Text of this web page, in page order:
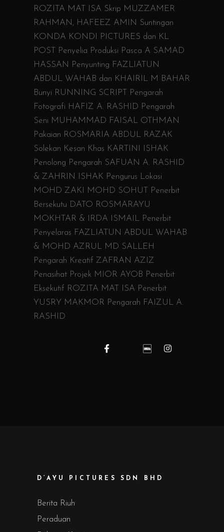
ROZITA MAT ISA Skrip MUZZAMER
RAHMAN, HAFEEZ AMIN Suntingan
KONDA KONDI PICTURES dan KL
POST Penyelia Produksi Pasca A SAMAD
HASSAN Penyunting FAZLIATUN
ABDUL WAHAB dan KHAIRIL M BAHAR
Bunyi RUNNING SCRIPT Pengarah
Fotografi HAFIZ A. RASHID Pengarah
Seni MUHAMMAD FAISAL OTHMAN
Pakaian ROSMARIA ABDUL RAZAK
Solekan Kesan Khas KARTINI ISHAK
Penolong Pengarah SAFUAN A. RASHID
& ZAHRIN ISHAK Pengurus Lokasi
MOHD ZAKI MOHD SOHUT Penerbit
Bersekutu DATO ROSMARAYU
MOKHTAR & IRDA ISMAIL Penerbit
Penyelaras FAZLIATUN ABDUL WAHAB
& MOHD AZRUL MD SALLEH
Pengarah Kreatif ZAFRAN AZIZ
Penasihat Projek MIOR AYOB Penerbit
Eksekutif ROZITA MAT ISA Penerbit
YUSRY MAKMOR Pengarah FAIZUL A.
RASHID
D’AYU PICTURES SDN BHD
Berita Riuh
Peraduan